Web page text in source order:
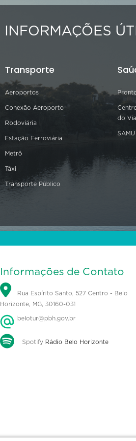
INFORMAÇÕES
Transporte
Aeroportos
Conexão Aeroporto
Rodoviária
Estação Ferroviária
Metrô
Táxi
Transporte Público
do
SAMU
Informações de Contato
Rua Espírito Santo, 527 Centro - Belo
Horizonte, MG, 30160-031
belotur@pbh.gov.br
Spotify Rádio Belo Horizonte